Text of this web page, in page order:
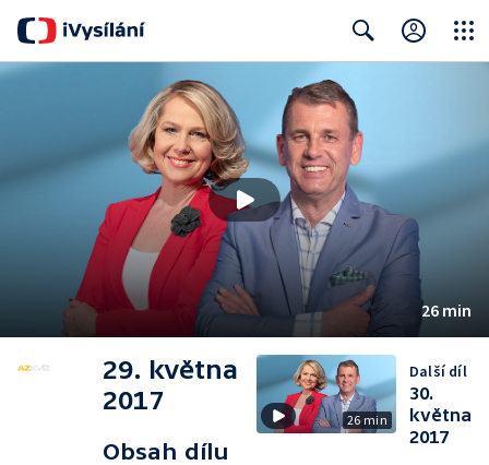
26 min
29. května
2017
Obsah dílu
26 min
Další díl
30.
května
2017